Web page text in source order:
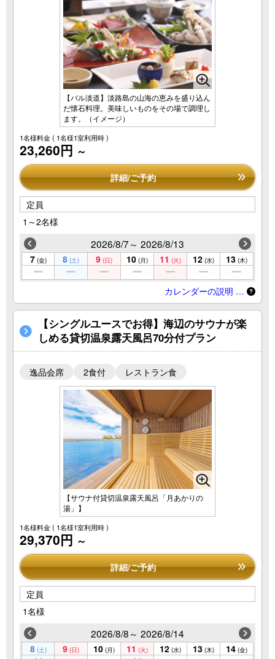
【バル淡道】淡路島の山海の恵みを盛り込ん
だ懐石料理。美味しいものをその場で調理し
ます。（イメージ）
1名様料金( 1名様1室利用時 )
23,260円 ～
詳細/ご予約
定員
1～2名様
2026/8/7～ 2026/8/13
7 (金) 8 (土) 9 (日) 10 (月) 11 (火) 12 (水) 13 (木)
カレンダーの説明 …
【シングルユースでお得】海辺のサウナが楽
しめる貸切温泉露天風呂70分付プラン
逸品会席 2食付 レストラン食
【サウナ付貸切温泉露天風呂「月あかりの
湯」】
1名様料金( 1名様1室利用時 )
29,370円 ～
詳細/ご予約
定員
1名様
2026/8/8～ 2026/8/14
8 (土) 9 (日) 10 (月) 11 (火) 12 (水) 13 (木) 14 (金)